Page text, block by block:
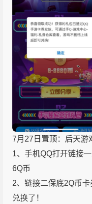
7月27日置顶：后天游
1、手机QQ打开链接
6Q币
2、链接二保底2Q币
兑换了！